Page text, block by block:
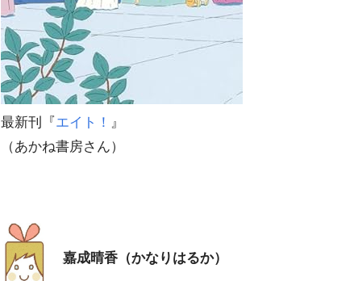
最新刊『エイト！ 』
（あかね書房さん）
嘉成晴香（かなりはるか）